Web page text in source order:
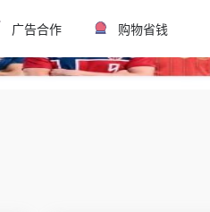
广告合作 购物省钱